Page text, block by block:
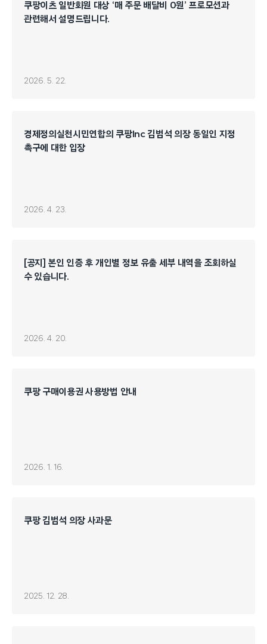
쿠팡이츠 일반회원 대상 ‘매 주문 배달비 0원’ 프로모션과
관련해서 설명드립니다.
2026. 5. 22.
경제정의실천시민연합의 쿠팡Inc 김범석 의장 동일인 지정
촉구에 대한 입장
2026. 4. 23.
[공지] 본인 인증 후 개인별 정보 유출 세부 내역을 조회하실
수 있습니다.
2026. 4. 20.
쿠팡 구매이용권 사용방법 안내
2026. 1. 16.
쿠팡 김범석 의장 사과문
2025. 12. 28.